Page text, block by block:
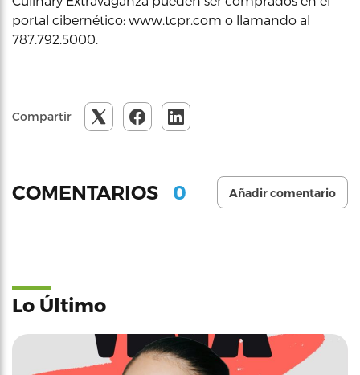
portal cibernético: www.tcpr.com o llamando al
787.792.5000.
Compartir
COMENTARIOS 0 Añadir comentario
Lo Último